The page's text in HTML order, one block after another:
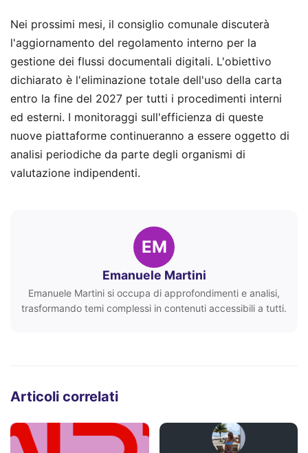
Nei prossimi mesi, il consiglio comunale discuterà
l'aggiornamento del regolamento interno per la
gestione dei flussi documentali digitali. L'obiettivo
dichiarato è l'eliminazione totale dell'uso della carta
entro la fine del 2027 per tutti i procedimenti interni
ed esterni. I monitoraggi sull'efficienza di queste
nuove piattaforme continueranno a essere oggetto di
analisi periodiche da parte degli organismi di
valutazione indipendenti.
EM
Emanuele Martini
Emanuele Martini si occupa di approfondimenti e analisi,
trasformando temi complessi in contenuti accessibili a tutti.
Articoli correlati